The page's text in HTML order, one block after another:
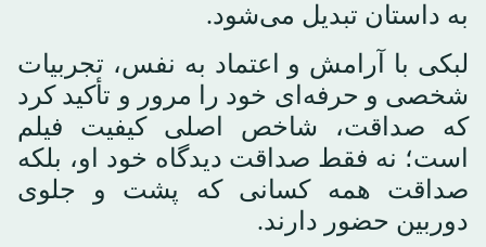
به داستان تبدیل می‌شود.
لبکی با آرامش و اعتماد به نفس، تجربیات
شخصی و حرفه‌ای خود را مرور و تأکید کرد
که صداقت، شاخص اصلی کیفیت فیلم
است؛ نه فقط صداقت دیدگاه خود او، بلکه
صداقت همه کسانی که پشت و جلوی
دوربین حضور دارند.